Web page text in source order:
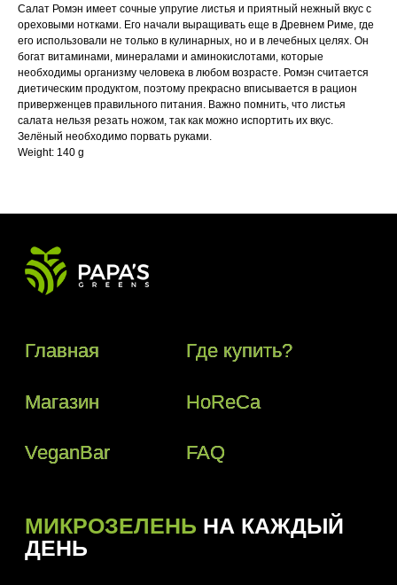
Салат Ромэн имеет сочные упругие листья и приятный нежный вкус с
ореховыми нотками. Его начали выращивать еще в Древнем Риме, где
его использовали не только в кулинарных, но и в лечебных целях. Он
богат витаминами, минералами и аминокислотами, которые
необходимы организму человека в любом возрасте. Ромэн считается
диетическим продуктом, поэтому прекрасно вписывается в рацион
приверженцев правильного питания. Важно помнить, что листья
салата нельзя резать ножом, так как можно испортить их вкус.
Зелёный необходимо порвать руками.
Weight: 140 g
Главная
Магазин
VeganBar
Где купить?
Телефон:
+(373) 61 113 107
Почта:
Условия пользования
ДЕНЬ
Главная
Магазин
VeganBar
Где купить?